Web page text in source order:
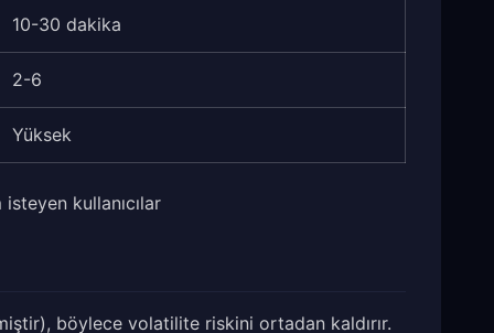
10-30 dakika
2-6
Yüksek
kullanıcılar
böylece volatilite riskini ortadan kaldırır.